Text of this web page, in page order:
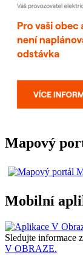
Mapový
Mobilní
Sledujte informace
V OBRAZE.